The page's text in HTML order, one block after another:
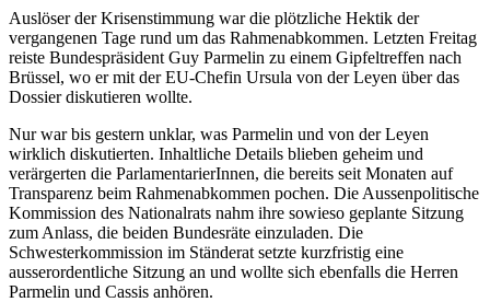
Auslöser der Krisenstimmung war die plötzliche Hektik der
vergangenen Tage rund um das Rahmenabkommen. Letzten Freitag
reiste Bundespräsident Guy Parmelin zu einem Gipfeltreffen nach
Brüssel, wo er mit der EU-Chefin Ursula von der Leyen über das
Dossier diskutieren wollte.
Nur war bis gestern unklar, was Parmelin und von der Leyen
wirklich diskutierten. Inhaltliche Details blieben geheim und
verärgerten die ParlamentarierInnen, die bereits seit Monaten auf
Transparenz beim Rahmenabkommen pochen. Die Aussenpolitische
Kommission des Nationalrats nahm ihre sowieso geplante Sitzung
zum Anlass, die beiden Bundesräte einzuladen. Die
Schwesterkommission im Ständerat setzte kurzfristig eine
ausserordentliche Sitzung an und wollte sich ebenfalls die Herren
Parmelin und Cassis anhören.